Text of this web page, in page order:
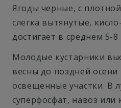
Ягоды черные, с
слегка вытянутые,
достигает в среднем 5-
Молодые кустарники
весны до поздней
освещенные участки. В
суперфосфат, навоз